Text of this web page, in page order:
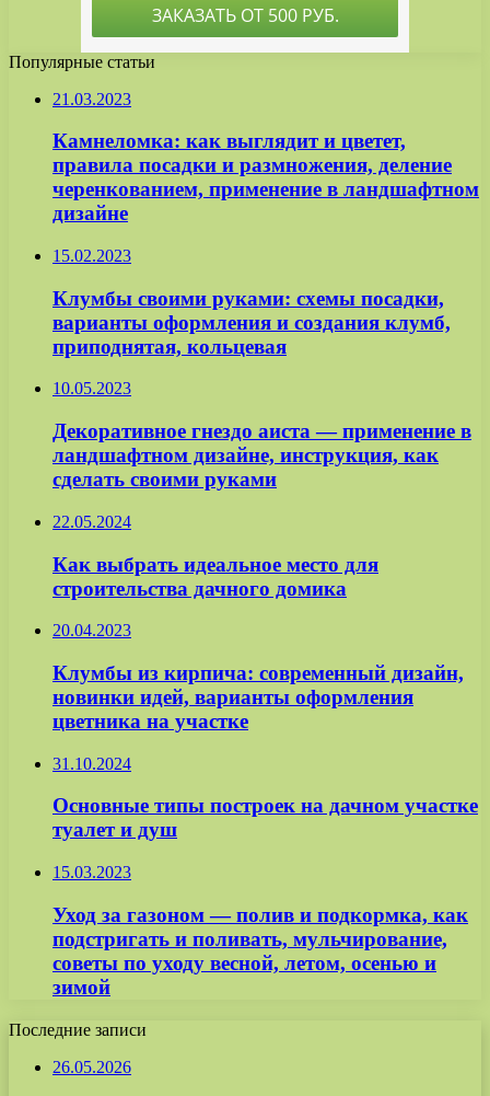
Популярные статьи
21.03.2023
Камнеломка: как выглядит и цветет,
правила посадки и размножения, деление
черенкованием, применение в ландшафтном
дизайне
15.02.2023
Клумбы своими руками: схемы посадки,
варианты оформления и создания клумб,
приподнятая, кольцевая
10.05.2023
Декоративное гнездо аиста — применение в
ландшафтном дизайне, инструкция, как
сделать своими руками
22.05.2024
Как выбрать идеальное место для
строительства дачного домика
20.04.2023
Клумбы из кирпича: современный дизайн,
новинки идей, варианты оформления
цветника на участке
31.10.2024
Основные типы построек на дачном участке
туалет и душ
15.03.2023
Уход за газоном — полив и подкормка, как
подстригать и поливать, мульчирование,
советы по уходу весной, летом, осенью и
зимой
Последние записи
26.05.2026